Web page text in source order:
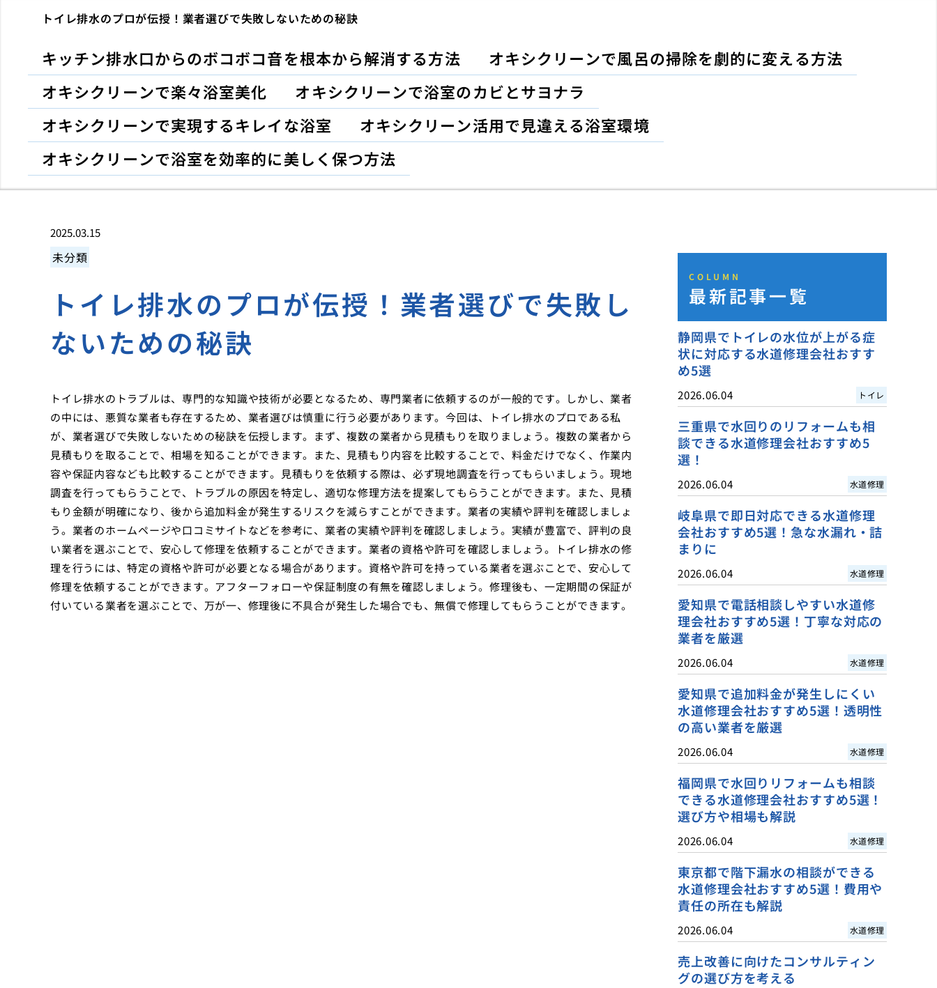
トイレ排水のプロが伝授！業者選びで失敗しないための秘訣
キッチン排水口からのボコボコ音を根本から解消する方法
オキシクリーンで風呂の掃除を劇的に変える方法
オキシクリーンで楽々浴室美化
オキシクリーンで浴室のカビとサヨナラ
オキシクリーンで実現するキレイな浴室
オキシクリーン活用で見違える浴室環境
オキシクリーンで浴室を効率的に美しく保つ方法
2025.03.15
未分類
トイレ排水のプロが伝授！業者選びで失敗し
ないための秘訣
トイレ排水のトラブルは、専門的な知識や技術が必要となるため、専門業者に依頼するのが一般的です。しかし、業者
の中には、悪質な業者も存在するため、業者選びは慎重に行う必要があります。今回は、トイレ排水のプロである私
が、業者選びで失敗しないための秘訣を伝授します。まず、複数の業者から見積もりを取りましょう。複数の業者から
見積もりを取ることで、相場を知ることができます。また、見積もり内容を比較することで、料金だけでなく、作業内
容や保証内容なども比較することができます。見積もりを依頼する際は、必ず現地調査を行ってもらいましょう。現地
調査を行ってもらうことで、トラブルの原因を特定し、適切な修理方法を提案してもらうことができます。また、見積
もり金額が明確になり、後から追加料金が発生するリスクを減らすことができます。業者の実績や評判を確認しましょ
う。業者のホームページや口コミサイトなどを参考に、業者の実績や評判を確認しましょう。実績が豊富で、評判の良
い業者を選ぶことで、安心して修理を依頼することができます。業者の資格や許可を確認しましょう。トイレ排水の修
理を行うには、特定の資格や許可が必要となる場合があります。資格や許可を持っている業者を選ぶことで、安心して
修理を依頼することができます。アフターフォローや保証制度の有無を確認しましょう。修理後も、一定期間の保証が
付いている業者を選ぶことで、万が一、修理後に不具合が発生した場合でも、無償で修理してもらうことができます。
COLUMN
最新記事一覧
静岡県でトイレの水位が上がる症
状に対応する水道修理会社おすす
め5選
2026.06.04 トイレ
三重県で水回りのリフォームも相
談できる水道修理会社おすすめ5
選！
2026.06.04 水道修理
岐阜県で即日対応できる水道修理
会社おすすめ5選！急な水漏れ・詰
まりに
2026.06.04 水道修理
愛知県で電話相談しやすい水道修
理会社おすすめ5選！丁寧な対応の
業者を厳選
2026.06.04 水道修理
愛知県で追加料金が発生しにくい
水道修理会社おすすめ5選！透明性
の高い業者を厳選
2026.06.04 水道修理
福岡県で水回りリフォームも相談
できる水道修理会社おすすめ5選！
選び方や相場も解説
2026.06.04 水道修理
東京都で階下漏水の相談ができる
水道修理会社おすすめ5選！費用や
責任の所在も解説
2026.06.04 水道修理
売上改善に向けたコンサルティン
グの選び方を考える